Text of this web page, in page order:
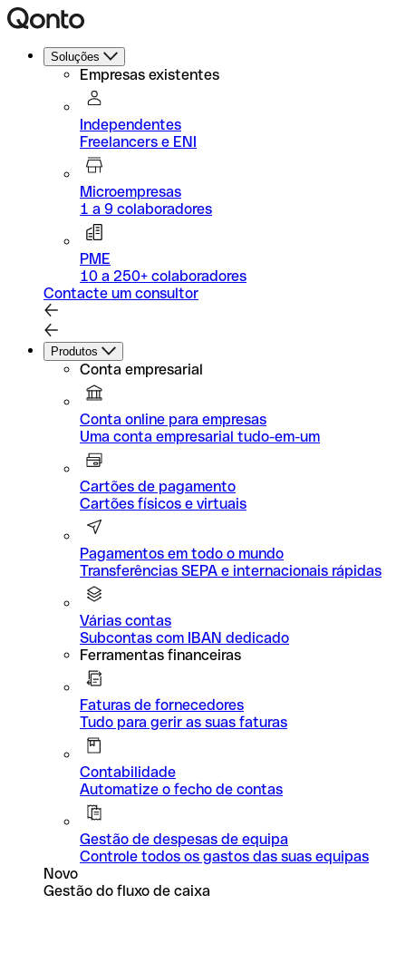
Soluções
Empresas existentes
Independentes
Freelancers e ENI
Microempresas
1 a 9 colaboradores
PME
10 a 250+ colaboradores
Contacte um consultor
Produtos
Conta empresarial
Conta online para empresas
Uma conta empresarial tudo-em-um
Cartões de pagamento
Cartões físicos e virtuais
Pagamentos em todo o mundo
Transferências SEPA e internacionais rápidas
Várias contas
Subcontas com IBAN dedicado
Ferramentas financeiras
Faturas de fornecedores
Tudo para gerir as suas faturas
Contabilidade
Automatize o fecho de contas
Gestão de despesas de equipa
Controle todos os gastos das suas equipas
Novo
Gestão do fluxo de caixa